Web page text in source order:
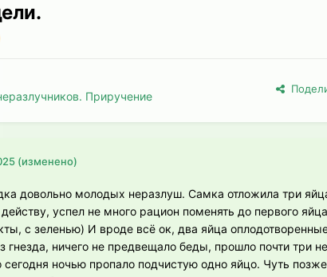
Приручение
(изменено)
довольно молодых неразлуш. Самка отложила три
действу, успел не много рацион поменять до первого
с зеленью) И вроде всё ок, два яйца
гнезда, ничего не предвещало беды, прошло почти три
ночью пропало подчистую одно яйцо. Чуть